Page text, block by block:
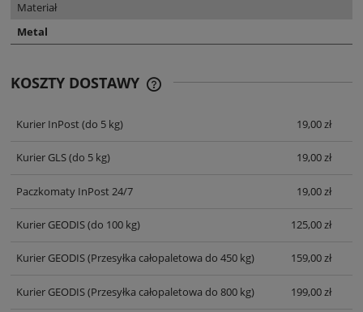
Materiał
Metal
KOSZTY DOSTAWY
Kurier InPost(do 5 kg) 19,00 zł
Kurier GLS(do 5 kg) 19,00 zł
Paczkomaty InPost 24/7 19,00 zł
Kurier GEODIS(do 100 kg) 125,00 zł
Kurier GEODIS(Przesyłka całopaletowa do 450 kg) 159,00 zł
Kurier GEODIS(Przesyłka całopaletowa do 800 kg) 199,00 zł